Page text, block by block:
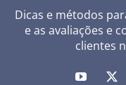
SkipDicas e métodos
e as avaliações e
clientes